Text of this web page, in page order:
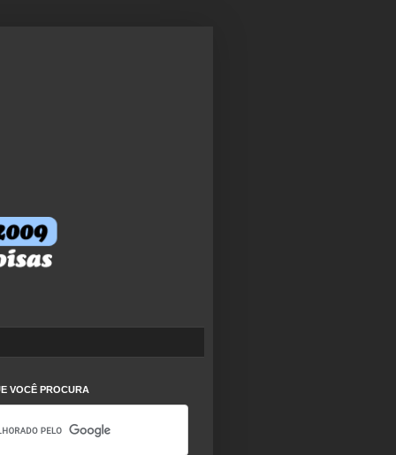
VOCÊ PROCURA